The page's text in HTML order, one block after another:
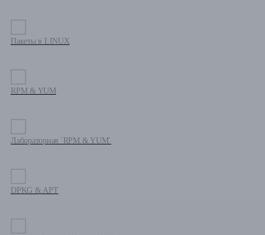
Пакеты в LINUX
RPM & YUM
Лабораторная `RPM & YUM`
DPKG & APT